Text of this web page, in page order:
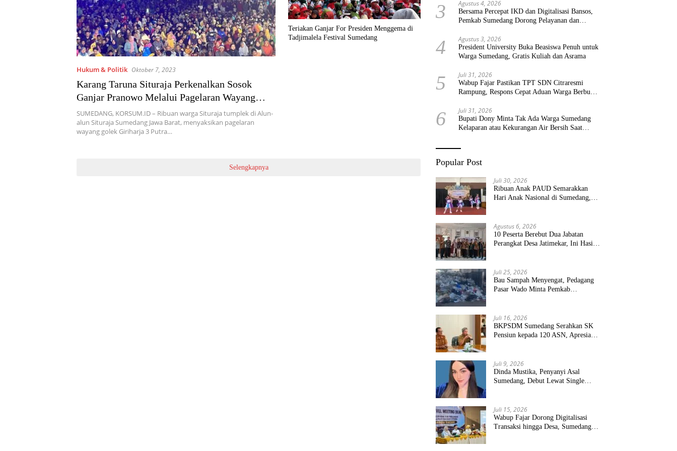
Hukum & Politik Oktober 7, 2023
Karang Taruna Situraja Perkenalkan Sosok
Ganjar Pranowo Melalui Pagelaran Wayang
Golek
SUMEDANG, KORSUM.ID – Ribuan warga Situraja tumplek di Alun-
alun Situraja Sumedang Jawa Barat, menyaksikan pagelaran
wayang golek Giriharja 3 Putra…
Teriakan Ganjar For Presiden Menggema di
Tadjimalela Festival Sumedang
Selengkapnya
3 Agustus 4, 2026
Bersama Percepat IKD dan Digitalisasi Bansos,
Pemkab Sumedang Dorong Pelayanan dan
4 Agustus 3, 2026
President University Buka Beasiswa Penuh untuk
Warga Sumedang, Gratis Kuliah dan Asrama
5 Juli 31, 2026
Wabup Fajar Pastikan TPT SDN Citraresmi
Rampung, Respons Cepat Aduan Warga Berbuah
6 Juli 31, 2026
Bupati Dony Minta Tak Ada Warga Sumedang
Kelaparan atau Kekurangan Air Bersih Saat
Popular Post
Juli 30, 2026
Ribuan Anak PAUD Semarakkan
Hari Anak Nasional di Sumedang,
Agustus 6, 2026
10 Peserta Berebut Dua Jabatan
Perangkat Desa Jatimekar, Ini Hasil
Juli 25, 2026
Bau Sampah Menyengat, Pedagang
Pasar Wado Minta Pemkab
Juli 16, 2026
BKPSDM Sumedang Serahkan SK
Pensiun kepada 120 ASN, Apresiasi
Juli 9, 2026
Dinda Mustika, Penyanyi Asal
Sumedang, Debut Lewat Single
Juli 15, 2026
Wabup Fajar Dorong Digitalisasi
Transaksi hingga Desa, Sumedang